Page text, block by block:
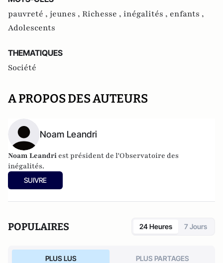
pauvreté , jeunes , Richesse , inégalités , enfants ,
Adolescents
THEMATIQUES
Société
A PROPOS DES AUTEURS
Noam Leandri
Noam Leandri est président de l'Observatoire des
inégalités.
SUIVRE
POPULAIRES 24 Heures 7 Jours
PLUS LUS PLUS PARTAGES